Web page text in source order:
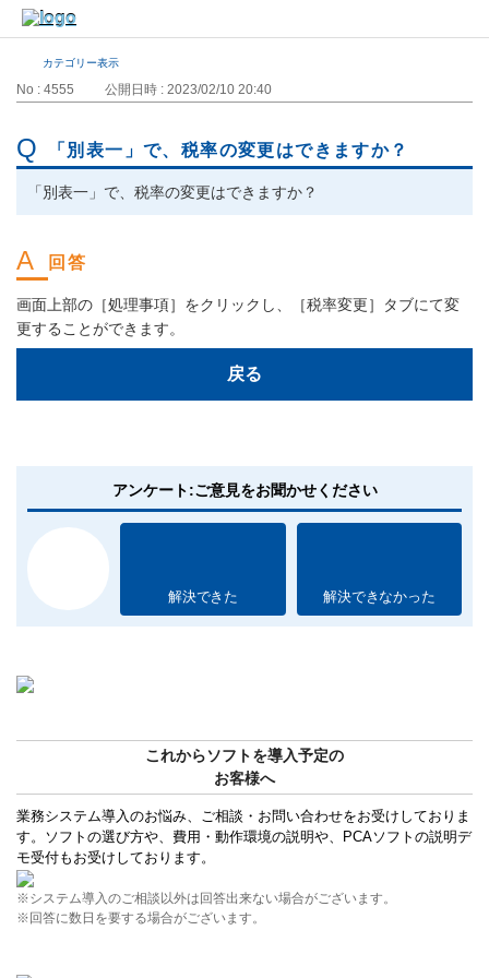
カテゴリー表示
No : 4555 公開日時 : 2023/02/10 20:40
「別表一」で、税率の変更はできますか？
「別表一」で、税率の変更はできますか？
画面上部の［処理事項］をクリックし、［税率変更］タブにて変
更することができます。
戻る
アンケート:ご意見をお聞かせください
解決できた 解決できなかった
これからソフトを導入予定の
お客様へ
業務システム導入のお悩み、ご相談・お問い合わせをお受けしておりま
す。ソフトの選び方や、費用・動作環境の説明や、PCAソフトの説明デ
モ受付もお受けしております。
※システム導入のご相談以外は回答出来ない場合がございます。
※回答に数日を要する場合がございます。